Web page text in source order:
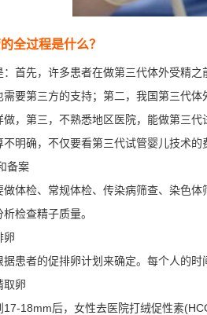
全过程是什么？
：首先，许多患者在做第三代体外受精
需要第三方的支持；第二，我国第三代
做，第三，不熟悉地区医院，能做第三
明确，不仅要看第三代试管婴儿技术的
备案
做体检、常规体检、传染病筛查、染色
检查精子质量。
卵
患者的促排卵计划来确定。每个人的
取卵
17-18mm后，女性去医院打绒促性素